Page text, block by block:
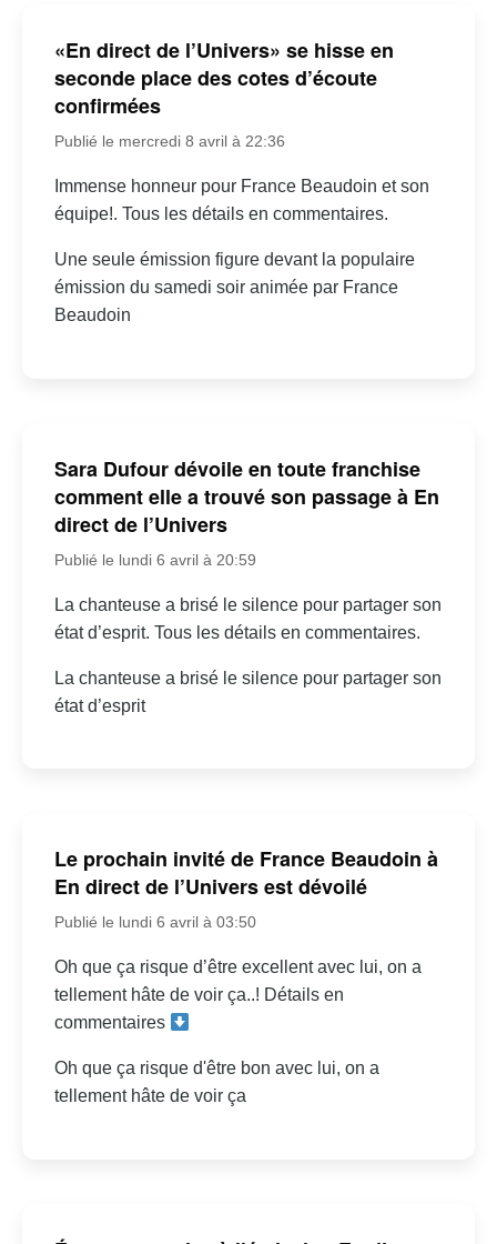
«En direct de l’Univers» se hisse en
seconde place des cotes d’écoute
confirmées
Publié le mercredi 8 avril à 22:36
Immense honneur pour France Beaudoin et son
équipe!. Tous les détails en commentaires.
Une seule émission figure devant la populaire
émission du samedi soir animée par France
Beaudoin
Sara Dufour dévoile en toute franchise
comment elle a trouvé son passage à En
direct de l’Univers
Publié le lundi 6 avril à 20:59
La chanteuse a brisé le silence pour partager son
état d’esprit. Tous les détails en commentaires.
La chanteuse a brisé le silence pour partager son
état d’esprit
Le prochain invité de France Beaudoin à
En direct de l’Univers est dévoilé
Publié le lundi 6 avril à 03:50
Oh que ça risque d’être excellent avec lui, on a
tellement hâte de voir ça..! Détails en
commentaires
Oh que ça risque d'être bon avec lui, on a
tellement hâte de voir ça